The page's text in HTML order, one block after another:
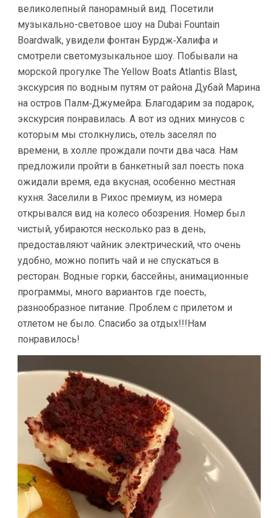
великолепный панорамный вид. Посетили
музыкально-световое шоу на Dubai Fountain
Boardwalk, увидели фонтан Бурдж‑Халифа и
смотрели светомузыкальное шоу. Побывали на
морской прогулке The Yellow Boats Atlantis Blast,
экскурсия по водным путям от района Дубай Марина
на остров Палм‑Джумейра. Благодарим за подарок,
экскурсия понравилась. А вот из одних минусов с
которым мы столкнулись, отель заселял по
времени, в холле прождали почти два часа. Нам
предложили пройти в банкетный зал поесть пока
ожидали время, еда вкусная, особенно местная
кухня. Заселили в Рихос премиум, из номера
открывался вид на колесо обозрения. Номер был
чистый, убираются несколько раз в день,
предоставляют чайник электрический, что очень
удобно, можно попить чай и не спускаться в
ресторан. Водные горки, бассейны, анимационные
программы, много вариантов где поесть,
разнообразное питание. Проблем с прилетом и
отлетом не было. Спасибо за отдых!!!Нам
понравилось!